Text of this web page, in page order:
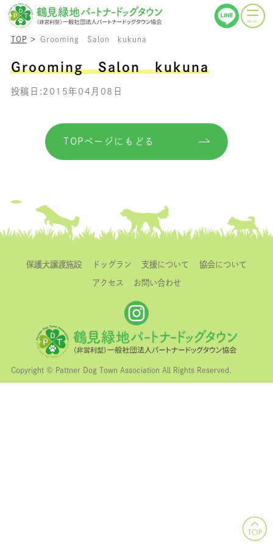
TOP Grooming Salon kukuna
Grooming Salon kukuna
投稿日:2015年04月08日
TOPページにもどる
保護犬譲渡施設 ドッグラン 支援について 協会について
アクセス お問い合わせ
Copyright © Pattner Dog Town Association All Rights Reserved.